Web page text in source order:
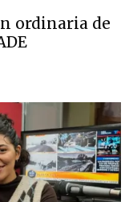
ordinaria de